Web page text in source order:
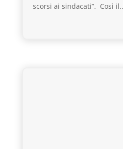
scorsi ai sindacati”. Così